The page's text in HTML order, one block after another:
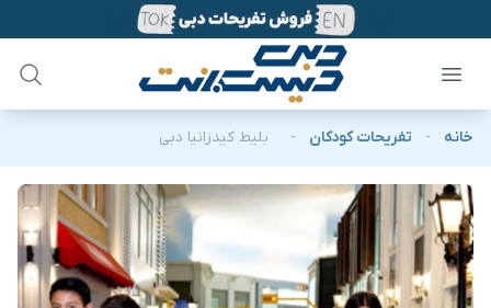
خانه - تفریحات کودکان - بلیط کیدزانیا دبی